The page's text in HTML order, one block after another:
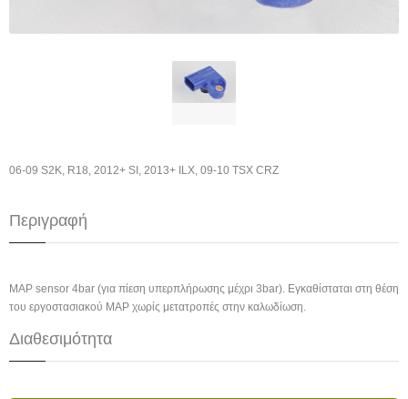
06-09 S2K, R18, 2012+ SI, 2013+ ILX, 09-10 TSX CRZ
Περιγραφή
MAP sensor 4bar (για πίεση υπερπλήρωσης μέχρι 3bar). Εγκαθίσταται στη θέση
του εργοστασιακού MAP χωρίς μετατροπές στην καλωδίωση.
Διαθεσιμότητα